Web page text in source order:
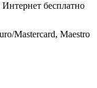
бесплатно
Mastercard, Maestro